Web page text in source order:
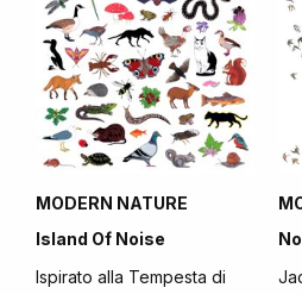
MODERN NATURE
Island Of Noise
Ispirato alla Tempesta di